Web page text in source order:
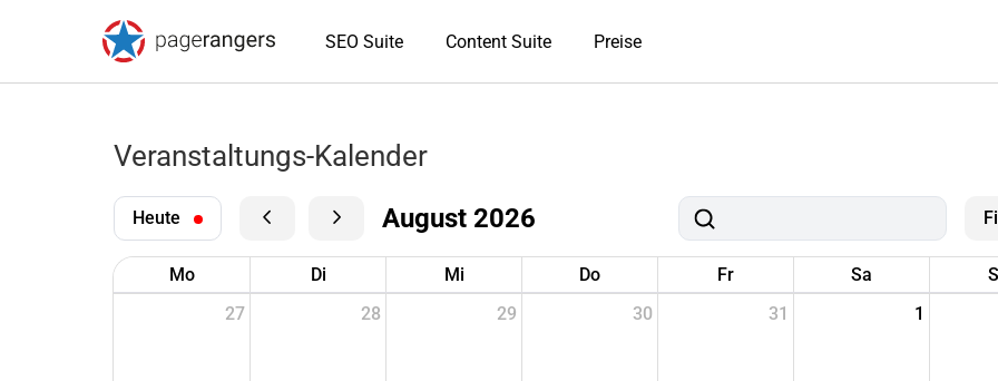
SEO Suite Content Suite Preise
Veranstaltungs-Kalender
Heute August 2026
Mo Di Mi Do Fr Sa
27
28 29 30 31 1